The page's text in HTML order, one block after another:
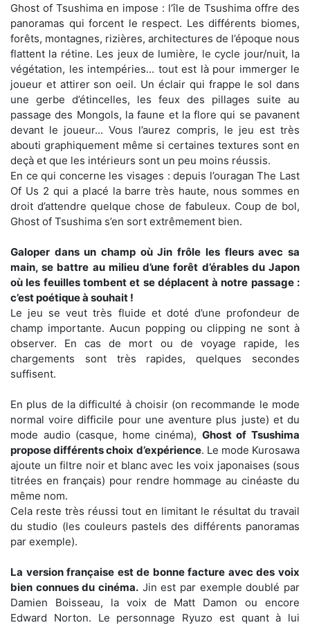
Ghost of Tsushima en impose : l’île de Tsushima offre des
panoramas qui forcent le respect. Les différents biomes,
forêts, montagnes, rizières, architectures de l’époque nous
flattent la rétine. Les jeux de lumière, le cycle jour/nuit, la
végétation, les intempéries... tout est là pour immerger le
joueur et attirer son oeil. Un éclair qui frappe le sol dans
une gerbe d’étincelles, les feux des pillages suite au
passage des Mongols, la faune et la flore qui se pavanent
devant le joueur... Vous l’aurez compris, le jeu est très
abouti graphiquement même si certaines textures sont en
deçà et que les intérieurs sont un peu moins réussis.
En ce qui concerne les visages : depuis l’ouragan The Last
Of Us 2 qui a placé la barre très haute, nous sommes en
droit d’attendre quelque chose de fabuleux. Coup de bol,
Ghost of Tsushima s’en sort extrêmement bien.
Galoper dans un champ où Jin frôle les fleurs avec sa
main, se battre au milieu d’une forêt d’érables du Japon
où les feuilles tombent et se déplacent à notre passage :
c’est poétique à souhait !
Le jeu se veut très fluide et doté d’une profondeur de
champ importante. Aucun popping ou clipping ne sont à
observer. En cas de mort ou de voyage rapide, les
chargements sont très rapides, quelques secondes
suffisent.
En plus de la difficulté à choisir (on recommande le mode
normal voire difficile pour une aventure plus juste) et du
mode audio (casque, home cinéma), Ghost of Tsushima
propose différents choix d’expérience. Le mode Kurosawa
ajoute un filtre noir et blanc avec les voix japonaises (sous
titrées en français) pour rendre hommage au cinéaste du
même nom.
Cela reste très réussi tout en limitant le résultat du travail
du studio (les couleurs pastels des différents panoramas
par exemple).
La version française est de bonne facture avec des voix
bien connues du cinéma. Jin est par exemple doublé par
Damien Boisseau, la voix de Matt Damon ou encore
Edward Norton. Le personnage Ryuzo est quant à lui